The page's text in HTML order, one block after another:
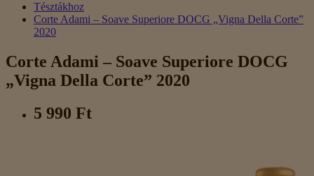
Tésztákhoz
Corte Adami – Soave Superiore DOCG „Vigna Della Corte”
2020
Corte Adami – Soave Superiore DOCG
„Vigna Della Corte” 2020
5 990 Ft